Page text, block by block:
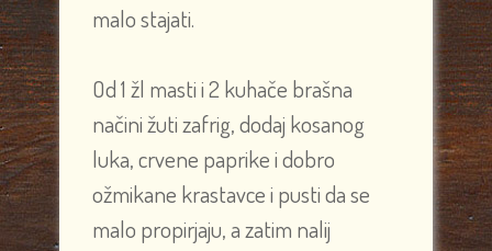
malo stajati.
Od 1 žl masti i 2 kuhače brašna
načini žuti zafrig, dodaj kosanog
luka, crvene paprike i dobro
ožmikane krastavce i pusti da se
malo propirjaju, a zatim nalij